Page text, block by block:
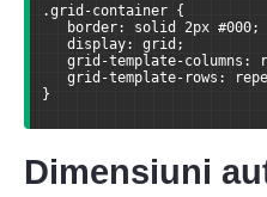
.grid-container {
border: solid 2px #000;
display: grid;
grid-template-columns:
grid-template-rows:
}
Dimensiuni